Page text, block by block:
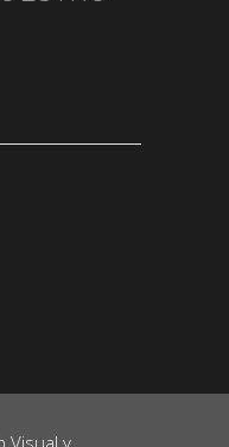
Visual y